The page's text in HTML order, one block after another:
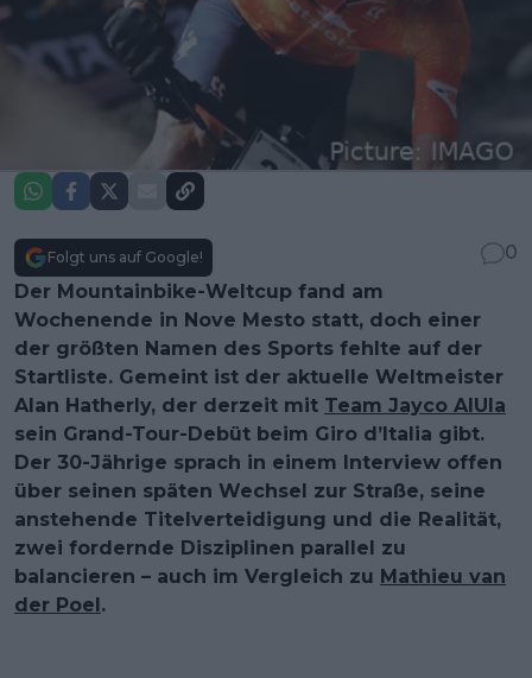
Folgt uns auf Google!
0
Der Mountainbike-Weltcup fand am
Wochenende in Nove Mesto statt, doch einer
der größten Namen des Sports fehlte auf der
Startliste. Gemeint ist der aktuelle Weltmeister
Alan Hatherly, der derzeit mit Team Jayco AlUla
sein Grand-Tour-Debüt beim Giro d’Italia gibt.
Der 30-Jährige sprach in einem Interview offen
über seinen späten Wechsel zur Straße, seine
anstehende Titelverteidigung und die Realität,
zwei fordernde Disziplinen parallel zu
balancieren – auch im Vergleich zu Mathieu van
der Poel .